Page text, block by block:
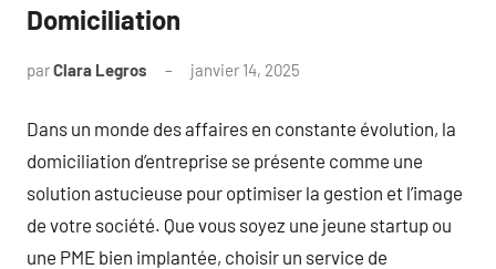
Domiciliation
parClara Legros janvier 14, 2025
Dans un monde des affaires en constante évolution, la
domiciliation d’entreprise se présente comme une
solution astucieuse pour optimiser la gestion et l’image
de votre société. Que vous soyez une jeune startup ou
une PME bien implantée, choisir un service de